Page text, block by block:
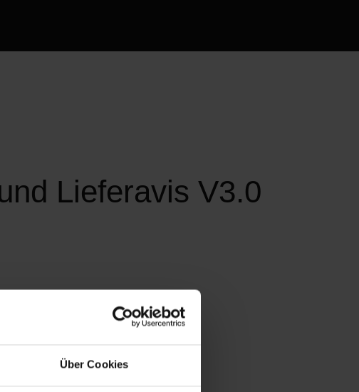
Über Cookies
Lieferavis V3.0